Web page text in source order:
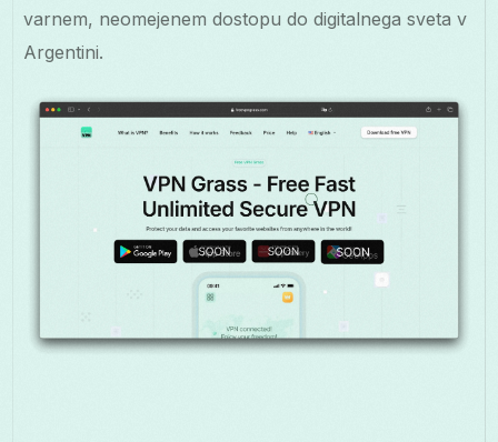
varnem, neomejenem dostopu do digitalnega sveta v
Argentini.